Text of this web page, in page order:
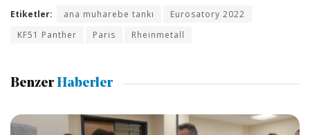
Etiketler: ana muharebe tankı
Eurosatory 2022
KF51 Panther
Paris Rheinmetall
Benzer Haberler